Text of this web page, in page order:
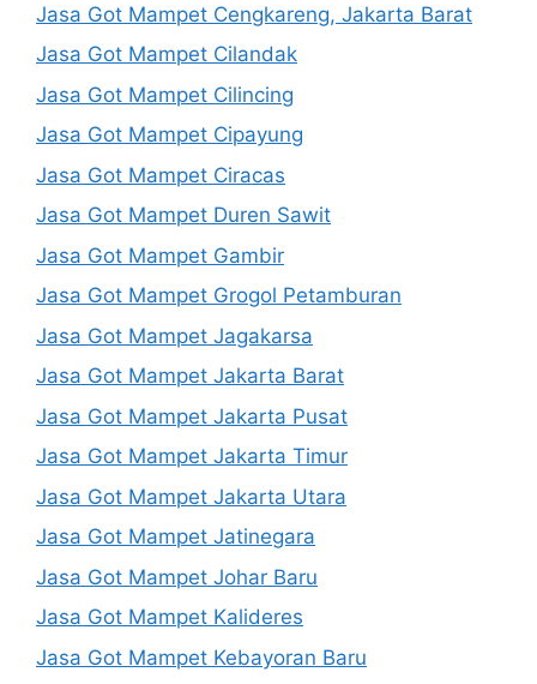
Jasa Got Mampet Cengkareng, Jakarta Barat
Jasa Got Mampet Cilandak
Jasa Got Mampet Cilincing
Jasa Got Mampet Cipayung
Jasa Got Mampet Ciracas
Jasa Got Mampet Duren Sawit
Jasa Got Mampet Gambir
Jasa Got Mampet Grogol Petamburan
Jasa Got Mampet Jagakarsa
Jasa Got Mampet Jakarta Barat
Jasa Got Mampet Jakarta Pusat
Jasa Got Mampet Jakarta Timur
Jasa Got Mampet Jakarta Utara
Jasa Got Mampet Jatinegara
Jasa Got Mampet Johar Baru
Jasa Got Mampet Kalideres
Jasa Got Mampet Kebayoran Baru